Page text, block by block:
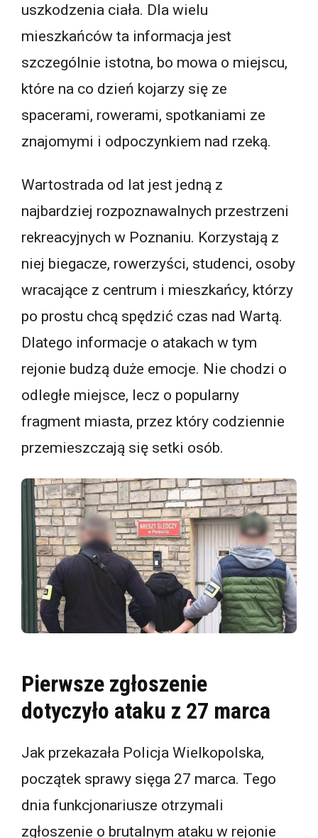
uszkodzenia ciała. Dla wielu
mieszkańców ta informacja jest
szczególnie istotna, bo mowa o miejscu,
które na co dzień kojarzy się ze
spacerami, rowerami, spotkaniami ze
znajomymi i odpoczynkiem nad rzeką.
Wartostrada od lat jest jedną z
najbardziej rozpoznawalnych przestrzeni
rekreacyjnych w Poznaniu. Korzystają z
niej biegacze, rowerzyści, studenci, osoby
wracające z centrum i mieszkańcy, którzy
po prostu chcą spędzić czas nad Wartą.
Dlatego informacje o atakach w tym
rejonie budzą duże emocje. Nie chodzi o
odległe miejsce, lecz o popularny
fragment miasta, przez który codziennie
przemieszczają się setki osób.
Pierwsze zgłoszenie
dotyczyło ataku z 27 marca
Jak przekazała Policja Wielkopolska,
początek sprawy sięga 27 marca. Tego
dnia funkcjonariusze otrzymali
zgłoszenie o brutalnym ataku w rejonie